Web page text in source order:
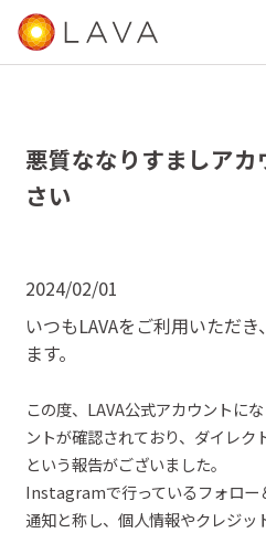
悪質ななりすましア
さい
2024/02/01
いつもLAVAをご利用いただ
ます。
この度、 LAVA公式アカウントに
ントが確認されており、ダイレク
という報告がございました。
Instagramで行っているフォロー
通知と称し、個人情報やクレジッ